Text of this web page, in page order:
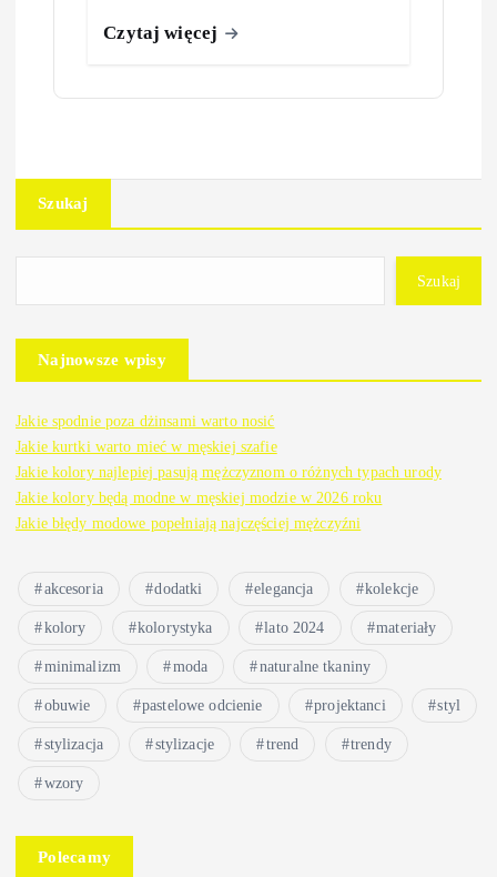
Czytaj więcej
Szukaj
Szukaj
Najnowsze wpisy
Jakie spodnie poza dżinsami warto nosić
Jakie kurtki warto mieć w męskiej szafie
Jakie kolory najlepiej pasują mężczyznom o różnych typach urody
Jakie kolory będą modne w męskiej modzie w 2026 roku
Jakie błędy modowe popełniają najczęściej mężczyźni
akcesoria dodatki elegancja kolekcje
kolory kolorystyka lato 2024 materiały
minimalizm moda naturalne tkaniny
obuwie pastelowe odcienie projektanci styl
stylizacja stylizacje trend trendy
wzory
Polecamy